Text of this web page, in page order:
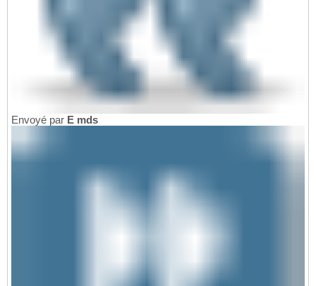
Envoyé par E mds